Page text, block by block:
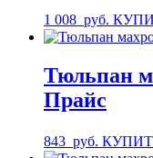
1 008 руб.
Тюльпан
Прайс
843 руб.